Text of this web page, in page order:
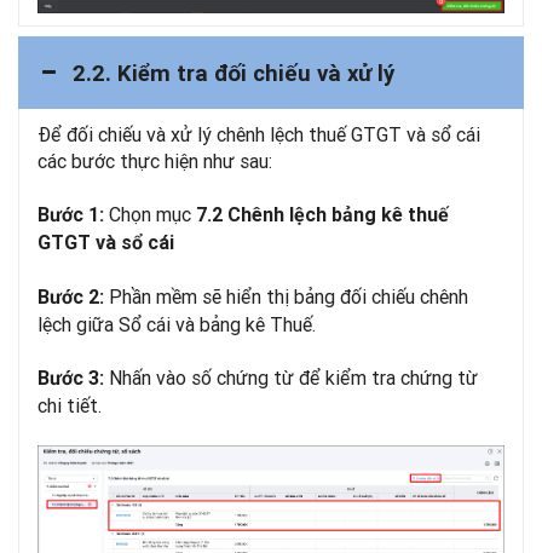
2.2. Kiểm tra đối chiếu và xử lý
Để đối chiếu và xử lý chênh lệch thuế GTGT và sổ cái
các bước thực hiện như sau:
Bước 1: Chọn mục 7.2 Chênh lệch bảng kê thuế
GTGT và sổ cái
Bước 2: Phần mềm sẽ hiển thị bảng đối chiếu chênh
lệch giữa Sổ cái và bảng kê Thuế.
Bước 3: Nhấn vào số chứng từ để kiểm tra chứng từ
chi tiết.